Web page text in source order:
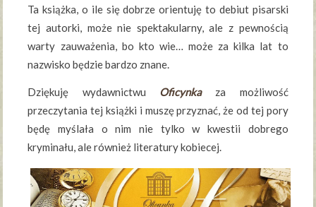
Ta książka, o ile się dobrze orientuję to debiut pisarski
tej autorki, może nie spektakularny, ale z pewnością
warty zauważenia, bo kto wie… może za kilka lat to
nazwisko będzie bardzo znane.
Dziękuję wydawnictwu Oficynkaza możliwość
przeczytania tej książki i muszę przyznać, że od tej pory
będę myślała o nim nie tylko w kwestii dobrego
kryminału, ale również literatury kobiecej.